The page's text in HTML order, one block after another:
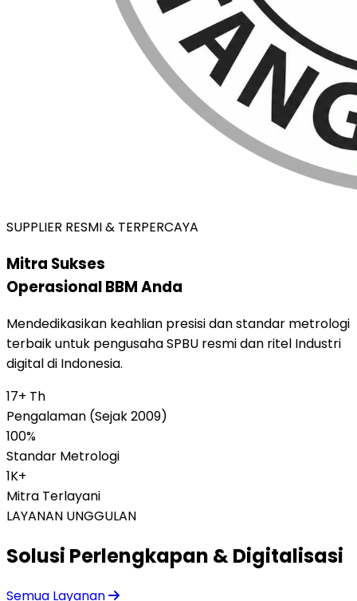
SUPPLIER RESMI & TERPERCAYA
Mitra Sukses
Operasional BBM Anda
Mendedikasikan keahlian presisi dan standar metrologi
terbaik untuk pengusaha SPBU resmi dan ritel Industri
digital di Indonesia.
17+ Th
Pengalaman (Sejak 2009)
100%
Standar Metrologi
1K+
Mitra Terlayani
LAYANAN UNGGULAN
Solusi Perlengkapan & Digitalisasi
Semua Layanan